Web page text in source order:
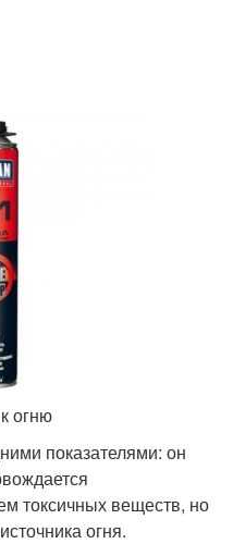
огню
показателями: он
токсичных веществ, но
огня.